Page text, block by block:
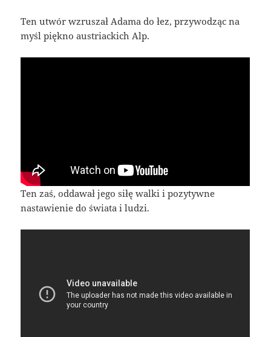
Ten utwór wzruszał Adama do łez, przywodząc na
myśl piękno austriackich Alp.
Ten zaś, oddawał jego siłę walki i pozytywne
nastawienie do świata i ludzi.